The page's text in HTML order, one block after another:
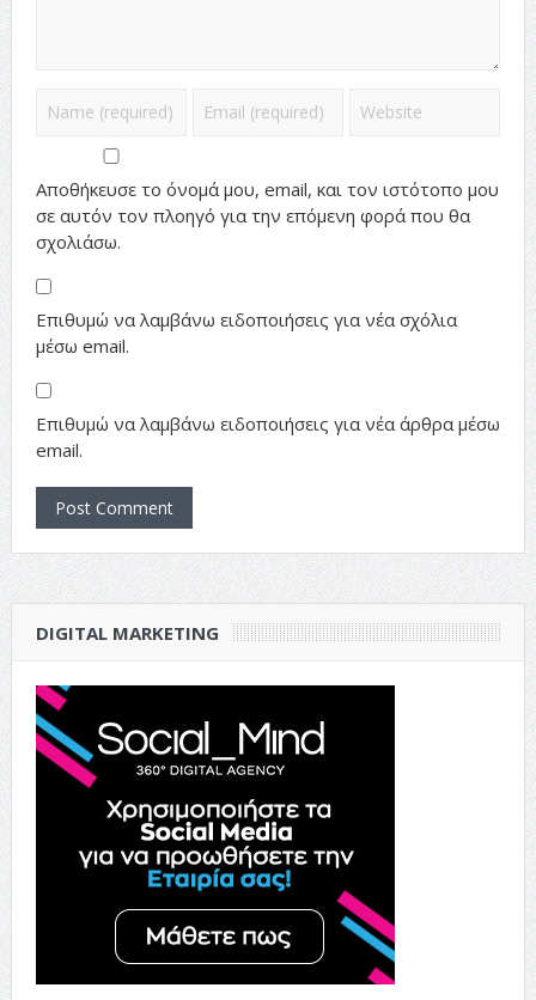
Αποθήκευσε το όνομά μου, email, και τον ιστότοπο μου
σε αυτόν τον πλοηγό για την επόμενη φορά που θα
σχολιάσω.
Επιθυμώ να λαμβάνω ειδοποιήσεις για νέα σχόλια
μέσω email.
Επιθυμώ να λαμβάνω ειδοποιήσεις για νέα άρθρα μέσω
email.
DIGITAL MARKETING